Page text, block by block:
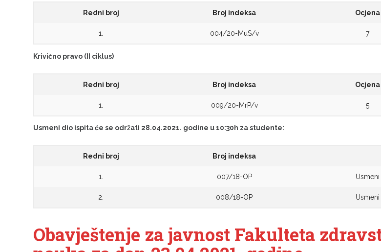
Redni broj Broj indeksa Ocjena
1. 004/20-MuS/v 7
Krivično pravo (II ciklus)
Redni broj Broj indeksa Ocjena
1. 009/20-MrP/v 5
Usmeni dio ispita će se održati 28.04.2021. godine u 10:30h za studente:
Redni broj Broj indeksa
1. 007/18-OP Usmeni
2. 008/18-OP Usmeni
Obavještenje za javnost Fakulteta